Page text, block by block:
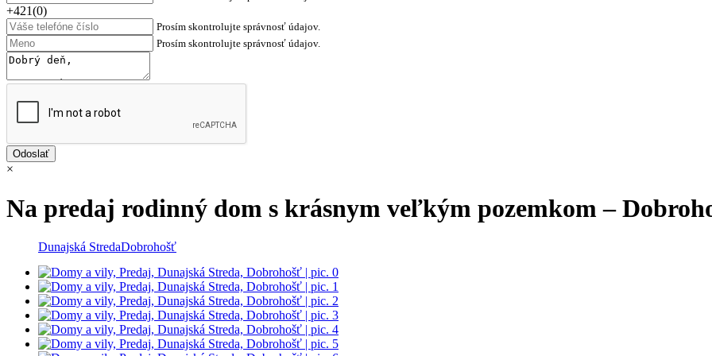
+421(0)
Prosím skontrolujte správnosť údajov.
Prosím skontrolujte správnosť údajov.
×
Na predaj rodinný dom s krásnym veľkým pozemkom –
Dunajská StredaDobrohošť